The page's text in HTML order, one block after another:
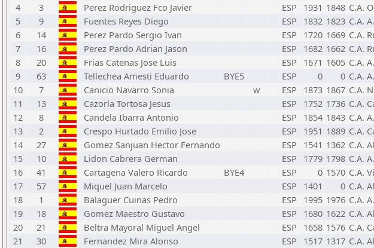
4
3 Perez Rodriguez Fco Javier ESP 1931 1848 C.A.
5
9 Fuentes Reyes Diego ESP 1832 1823 C.A.
6
14 Perez Pardo Sergio Ivan ESP 1720 1669 C.A.
7
16 Perez Pardo Adrian Jason ESP 1682 1662 C.A.
8
20 Frias Catenas Jose Luis ESP 1671 1605 C.A.
9
63 Tellechea Amesti Eduardo BYE5 ESP 0 0 C.A.
10
7 Canicio Navarro Sonia w ESP 1873 1867 C.A.
11
13 Cazorla Tortosa Jesus ESP 1752 1736 C.A.
12
8 Candela Ibarra Antonio ESP 1854 1843 C.A.
13
2 Crespo Hurtado Emilio Jose ESP 1951 1889 C.A.
14
27 Gomez Sanjuan Hector Fernando ESP 1541 1362 C.A.
15
10 Lidon Cabrera German ESP 1779 1798 C.A.
16
41 Cartagena Valero Ricardo BYE4 ESP 0 1570 C.A.
17
57 Miquel Juan Marcelo ESP 1401 0 C.A.
18
1 Balaguer Cuinas Pedro ESP 1995 1976 C.A.
19
18 Gomez Maestro Gustavo ESP 1680 1622 C.A.
20
21 Beltra Mayoral Miguel Angel ESP 1658 1576 C.A.
21
30 Fernandez Mira Alonso ESP 1517 1317 C.A.